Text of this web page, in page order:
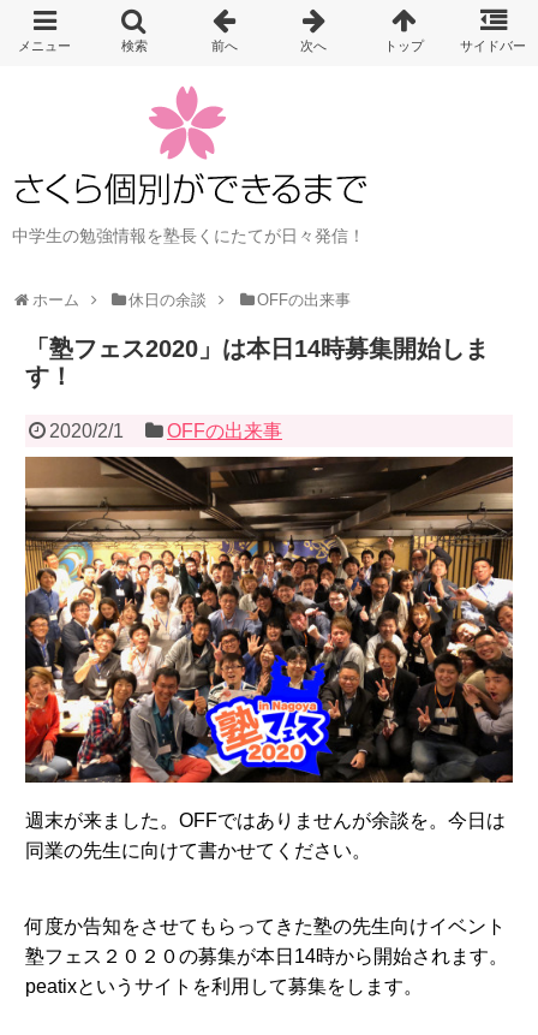
中学生の勉強情報を塾長くにたてが日々発信！
ホーム 休日の余談 OFFの出来事
「塾フェス2020」は本日14時募集開始しま
す！
2020/2/1 OFFの出来事
週末が来ました。OFFではありませんが余談を。今日は
同業の先生に向けて書かせてください。
何度か告知をさせてもらってきた塾の先生向けイベント
塾フェス２０２０の募集が本日14時から開始されます。
peatixというサイトを利用して募集をします。